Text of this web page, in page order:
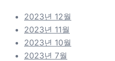
2023년 12월
2023년 11월
2023년 10월
2023년 7월